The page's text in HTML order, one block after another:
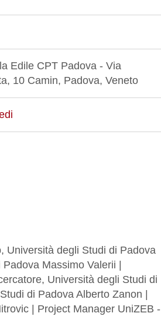
Edile CPT Padova - Via
10 Camin, Padova, Veneto
Università degli Studi di Padova
Massimo Valerii |
Università degli Studi di
di Padova Alberto Zanon |
| Project Manager UniZEB -